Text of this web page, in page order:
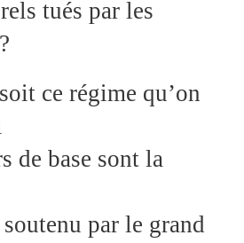
tués par les
ce régime qu’on
de base sont la
par le grand